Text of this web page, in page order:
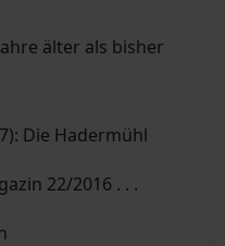
älter als bisher
Die Hadermühl
22/2016 . . .